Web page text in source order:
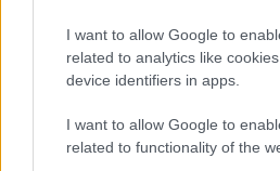
I want to allow Google to
related to analytics like
device identifiers in apps.
I want to allow Google to
related to functionality of the
POPULAR VIDEOS
Ώρα Ελλάδος...|10.08.2026